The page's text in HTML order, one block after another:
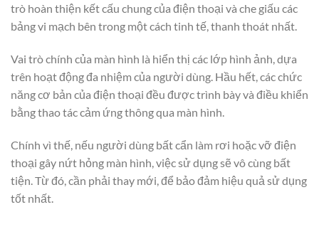
trò hoàn thiện kết cấu chung của điện thoại và che giấu các
bảng vi mạch bên trong một cách tinh tế, thanh thoát nhất.
Vai trò chính của màn hình là hiển thị các lớp hình ảnh, dựa
trên hoạt động đa nhiệm của người dùng. Hầu hết, các chức
năng cơ bản của điện thoại đều được trình bày và điều khiển
bằng thao tác cảm ứng thông qua màn hình.
Chính vì thế, nếu người dùng bất cẩn làm rơi hoặc vỡ điện
thoại gây nứt hỏng màn hình, việc sử dụng sẽ vô cùng bất
tiện. Từ đó, cần phải thay mới, để bảo đảm hiệu quả sử dụng
tốt nhất.